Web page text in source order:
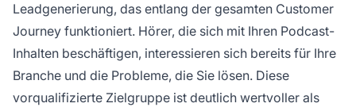
Leadgenerierung, das entlang der gesamten Customer
Journey funktioniert. Hörer, die sich mit Ihren Podcast-
Inhalten beschäftigen, interessieren sich bereits für Ihre
Branche und die Probleme, die Sie lösen. Diese
vorqualifizierte Zielgruppe ist deutlich wertvoller als